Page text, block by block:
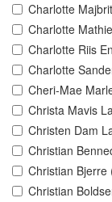
Charlotte
Charlotte
Charlotte Riis
Charlotte
Cheri-Mae
Christa Mavis
Christen Dam
Christian
Christian Bjerre
Christian